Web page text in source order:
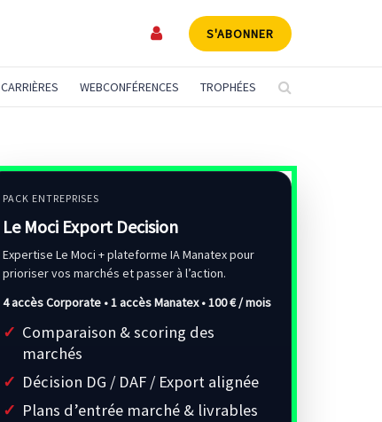
S'ABONNER
CARRIÈRES WEBCONFÉRENCES TROPHÉES
PACK ENTREPRISES
Le Moci Export Decision
Expertise Le Moci + plateforme IA Manatex pour
prioriser vos marchés et passer à l’action.
4 accès Corporate • 1 accès Manatex •100 € / mois
Comparaison & scoring des
marchés
Décision DG / DAF / Export alignée
Plans d’entrée marché & livrables